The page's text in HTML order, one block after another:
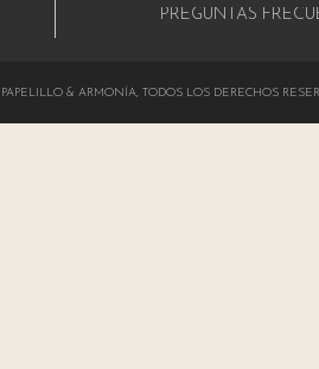
PREGUNTAS
PAPELILLO & ARMONÍA, TODOS LOS DERECHOS